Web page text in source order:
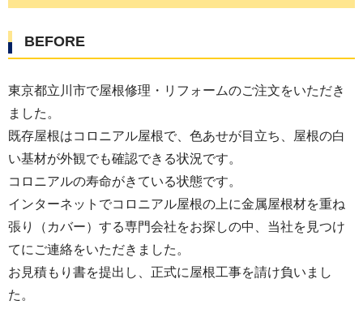
BEFORE
東京都立川市で屋根修理・リフォームのご注文をいただき
ました。
既存屋根はコロニアル屋根で、色あせが目立ち、屋根の白
い基材が外観でも確認できる状況です。
コロニアルの寿命がきている状態です。
インターネットでコロニアル屋根の上に金属屋根材を重ね
張り（カバー）する専門会社をお探しの中、当社を見つけ
てにご連絡をいただきました。
お見積もり書を提出し、正式に屋根工事を請け負いまし
た。